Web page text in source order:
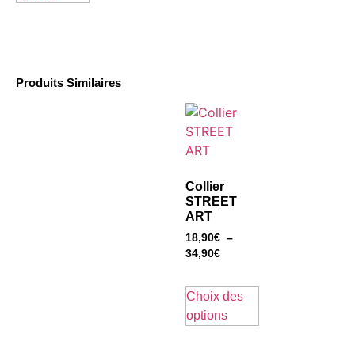
Produits Similaires
Collier
STREET
ART
18,90€ –
34,90€
Choix des
options